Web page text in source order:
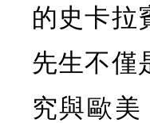
的史卡拉
先生不僅
究與歐